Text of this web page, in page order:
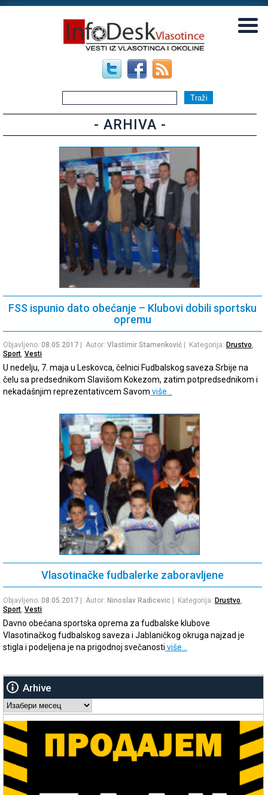
- ARHIVA -
FSS ispunio dato obećanje – Klubovi dobili sportsku
opremu
Objavljeno: 08.05.2017 | Autor: Vlastimir Stamenković | Kategorija: Drustvo,
Sport, Vesti
U nedelju, 7. maja u Leskovca, čelnici Fudbalskog saveza Srbije na
čelu sa predsednikom Slavišom Kokezom, zatim potpredsednikom i
nekadašnjim reprezentativcem Savom više…
Vlasotinačke fudbalerke zaboravljene
Objavljeno: 08.05.2017 | Autor: Ninoslav Radicevic | Kategorija: Drustvo,
Sport, Vesti
Davno obećana sportska oprema za fudbalske klubove
Vlasotinačkog fudbalskog saveza i Jablaničkog okruga najzad je
stigla i podeljena je na prigodnoj svečanosti više…
Arhive
Arhive